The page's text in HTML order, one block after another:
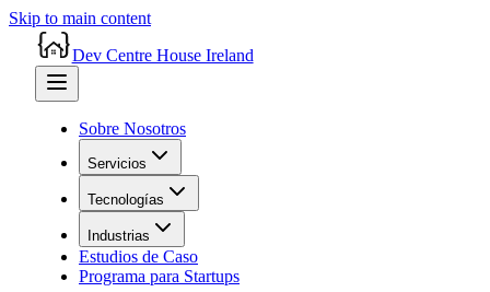
Skip to main content
Dev Centre House Ireland
Sobre Nosotros
Servicios
Tecnologías
Industrias
Estudios de Caso
Programa para Startups